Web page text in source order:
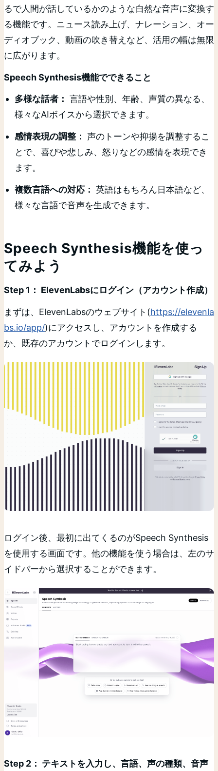
るで人間が話しているかのような自然な音声に変換す
る機能です。ニュース読み上げ、ナレーション、オー
ディオブック、動画の吹き替えなど、活用の幅は無限
に広がります。
Speech Synthesis機能でできること
多様な話者： 言語や性別、年齢、声質の異なる、
様々なAIボイスから選択できます。
感情表現の調整：
声のトーンや抑揚を調整するこ
とで、喜びや悲しみ、怒りなどの感情を表現でき
ます。
複数言語への対応： 英語はもちろん日本語など、
様々な言語で音声を生成できます。
Speech Synthesis機能を使っ
てみよう
Step 1： ElevenLabsにログイン（アカウント作成）
まずは、ElevenLabsのウェブサイト(https://elevenla
bs.io/app/)にアクセスし、アカウントを作成する
か、既存のアカウントでログインします。
ログイン後、最初に出てくるのがSpeech Synthesis
を使用する画面です。他の機能を使う場合は、左のサ
イドバーから選択することができます。
Step 2： テキストを入力し、言語、声の種類、音声